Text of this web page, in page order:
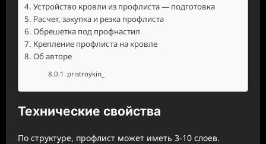
Устройство кровли из профлиста — подготовка
Расчет, закупка и резка профлиста
Обрешетка под профнастил
Крепление профлиста на кровле
Об авторе
pristroykin_
Технические свойства
По структуре, профлист может иметь 3-10 слоев.